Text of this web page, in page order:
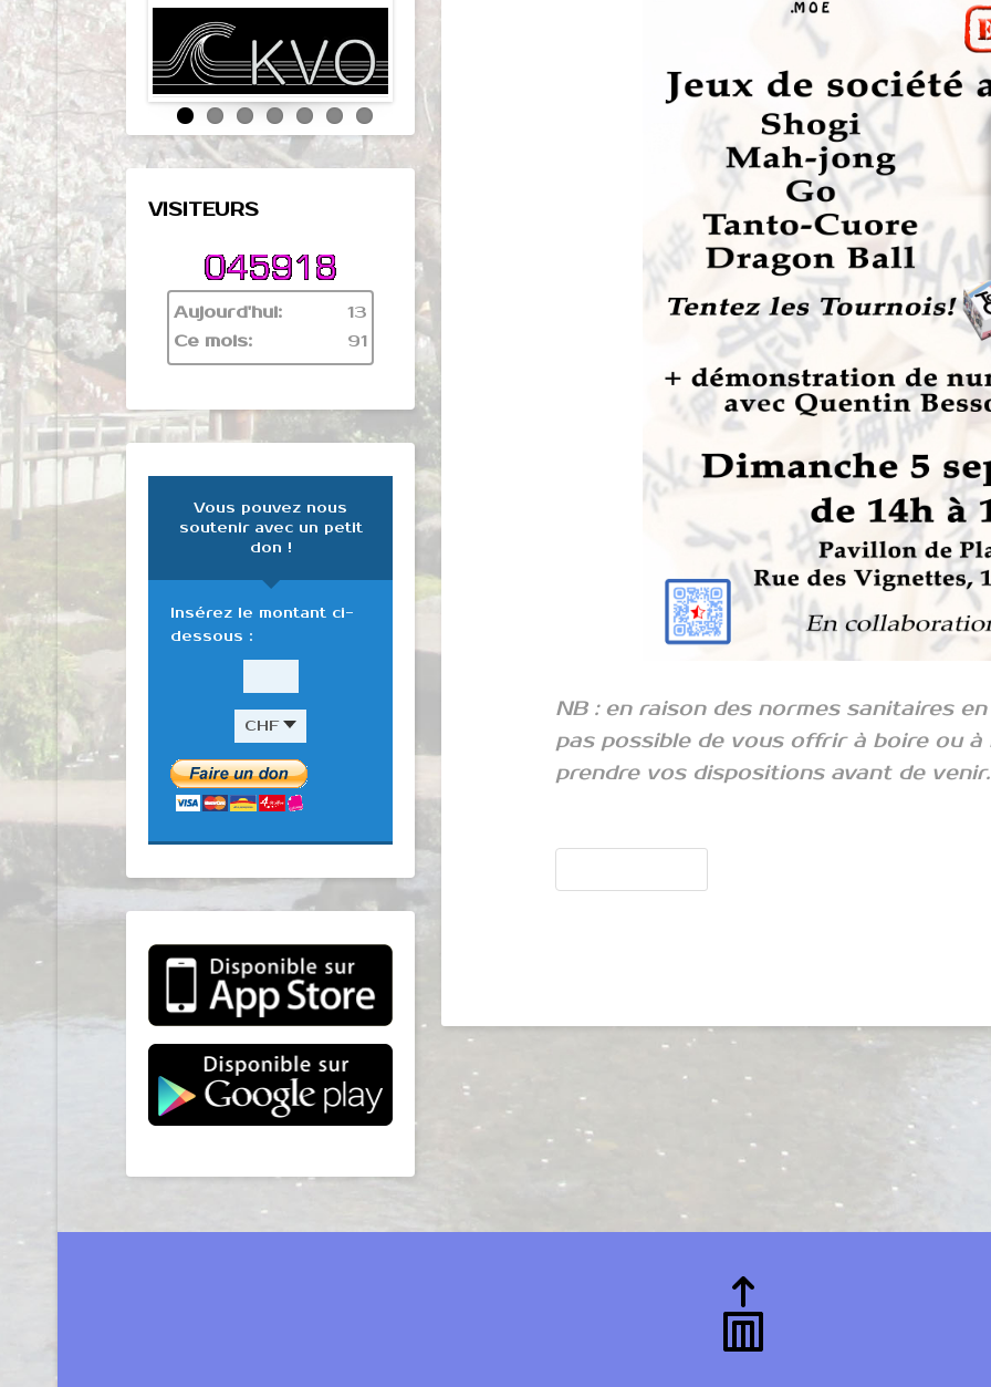
VISITEURS
Aujourd'hui:
13
Ce mois:
91
Vous pouvez nous
soutenir avec un petit
don !
Insérez le montant ci-
dessous :
NB : en raison des normes sanitaires
pas possible de vous offrir à boire ou à
prendre vos dispositions avant de venir.